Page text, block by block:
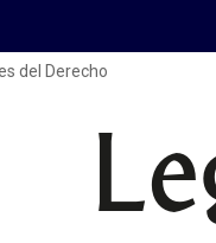
del Derecho